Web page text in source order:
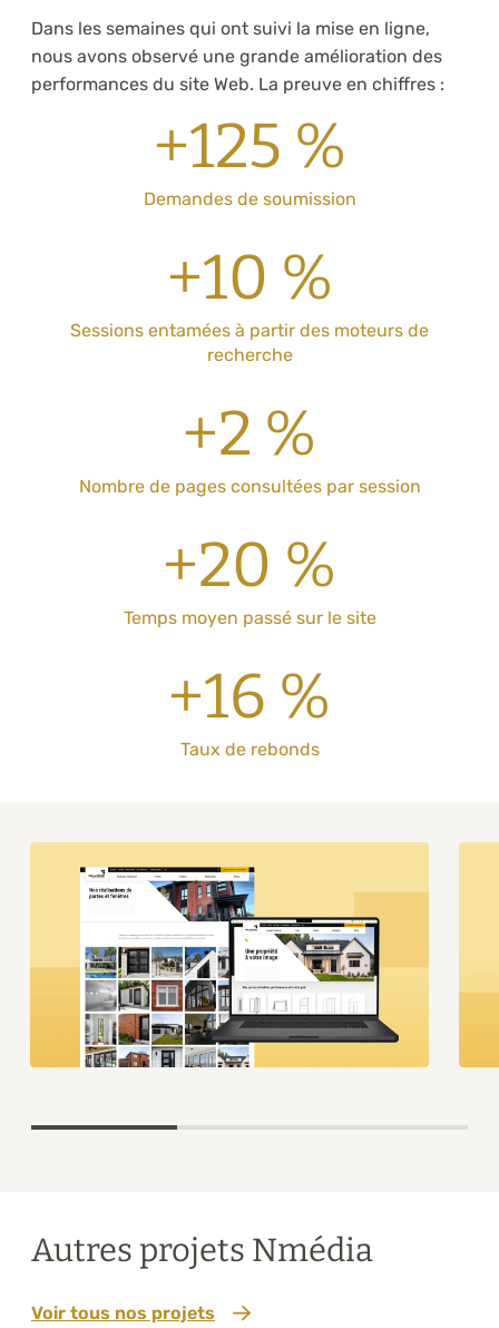
Dans les semaines qui ont suivi la mise en ligne,
nous avons observé une grande amélioration des
performances du site Web. La preuve en chiffres :
+125 %
Demandes de soumission
+10 %
Sessions entamées à partir des moteurs de
recherche
+2 %
Nombre de pages consultées par session
+20 %
Temps moyen passé sur le site
+16 %
Taux de rebonds
Autres projets Nmédia
Voir tous nos projets